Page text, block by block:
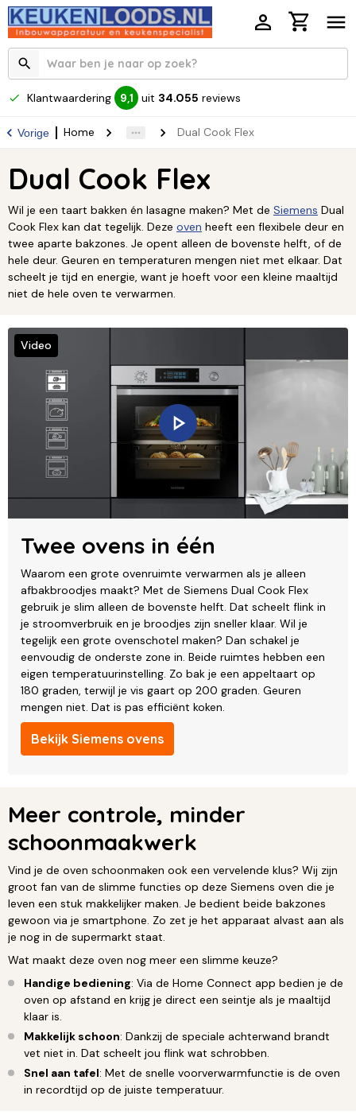
Klantwaardering 9,1 uit 34.055 reviews
Vorige Home Dual Cook Flex
Dual Cook Flex
Wil je een taart bakken én lasagne maken? Met de Siemens Dual
Cook Flex kan dat tegelijk. Deze oven heeft een flexibele deur en
twee aparte bakzones. Je opent alleen de bovenste helft, of de
hele deur. Geuren en temperaturen mengen niet met elkaar. Dat
scheelt je tijd en energie, want je hoeft voor een kleine maaltijd
niet de hele oven te verwarmen.
Twee ovens in één
Waarom een grote ovenruimte verwarmen als je alleen
afbakbroodjes maakt? Met de Siemens Dual Cook Flex
gebruik je slim alleen de bovenste helft. Dat scheelt flink in
je stroomverbruik en je broodjes zijn sneller klaar. Wil je
tegelijk een grote ovenschotel maken? Dan schakel je
eenvoudig de onderste zone in. Beide ruimtes hebben een
eigen temperatuurinstelling. Zo bak je een appeltaart op
180 graden, terwijl je vis gaart op 200 graden. Geuren
mengen niet. Dat is pas efficiënt koken.
Bekijk Siemens ovens
Video
Meer controle, minder
schoonmaakwerk
Vind je de oven schoonmaken ook een vervelende klus? Wij zijn
groot fan van de slimme functies op deze Siemens oven die je
leven een stuk makkelijker maken. Je bedient beide bakzones
gewoon via je smartphone. Zo zet je het apparaat alvast aan als
je nog in de supermarkt staat.
Wat maakt deze oven nog meer een slimme keuze?
Handige bediening: Via de Home Connect app bedien je de
oven op afstand en krijg je direct een seintje als je maaltijd
klaar is.
Makkelijk schoon: Dankzij de speciale achterwand brandt
vet niet in. Dat scheelt jou flink wat schrobben.
Snel aan tafel: Met de snelle voorverwarmfunctie is de oven
in recordtijd op de juiste temperatuur.